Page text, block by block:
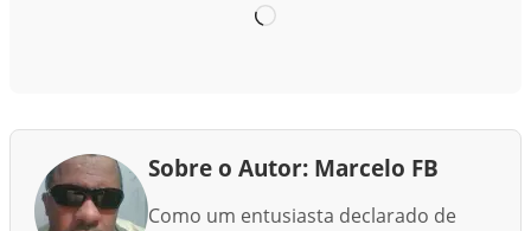
C
e
g
n
Sobre o Autor: Marcelo FB
Como um entusiasta declarado de